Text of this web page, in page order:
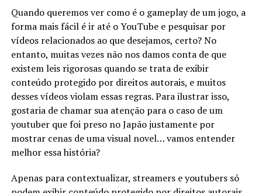
Quando queremos ver como é o gameplay de um jogo, a
forma mais fácil é ir até o YouTube e pesquisar por
vídeos relacionados ao que desejamos, certo? No
entanto, muitas vezes não nos damos conta de que
existem leis rigorosas quando se trata de exibir
conteúdo protegido por direitos autorais, e muitos
desses vídeos violam essas regras. Para ilustrar isso,
gostaria de chamar sua atenção para o caso de um
youtuber que foi preso no Japão justamente por
mostrar cenas de uma visual novel… vamos entender
melhor essa história?
Apenas para contextualizar, streamers e youtubers só